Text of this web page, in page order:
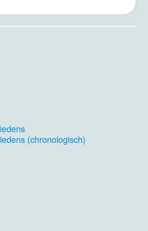
(chronologisch)